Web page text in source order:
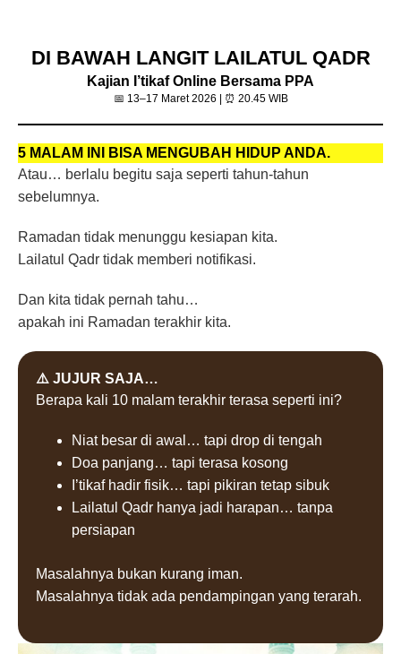
DI BAWAH LANGIT LAILATUL QADR
Kajian I’tikaf Online Bersama PPA
📅 13–17 Maret 2026 | ⏰ 20.45 WIB
5 MALAM INI BISA MENGUBAH HIDUP ANDA.
Atau… berlalu begitu saja seperti tahun-tahun
sebelumnya.
Ramadan tidak menunggu kesiapan kita.
Lailatul Qadr tidak memberi notifikasi.
Dan kita tidak pernah tahu…
apakah ini Ramadan terakhir kita.
⚠️ JUJUR SAJA…
Berapa kali 10 malam terakhir terasa seperti ini?
Niat besar di awal… tapi drop di tengah
Doa panjang… tapi terasa kosong
I’tikaf hadir fisik… tapi pikiran tetap sibuk
Lailatul Qadr hanya jadi harapan… tanpa
persiapan
Masalahnya bukan kurang iman.
Masalahnya tidak ada pendampingan yang terarah.